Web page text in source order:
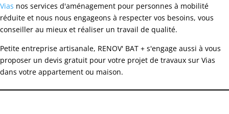
Vias nos services d'aménagement pour personnes à mobilité
réduite et nous nous engageons à respecter vos besoins, vous
conseiller au mieux et réaliser un travail de qualité.
Petite entreprise artisanale, RENOV' BAT + s'engage aussi à vous
proposer un devis gratuit pour votre projet de travaux sur Vias
dans votre appartement ou maison.